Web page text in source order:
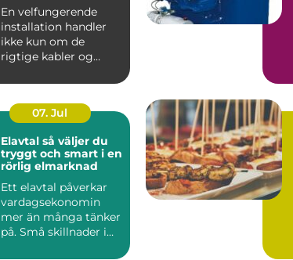
En velfungerende
installation handler
ikke kun om de
rigtige kabler og
gennemført kab...
07. Jul
Elavtal så väljer du
tryggt och smart i en
rörlig elmarknad
Ett elavtal påverkar
vardagsekonomin
mer än många tänker
på. Små skillnader i